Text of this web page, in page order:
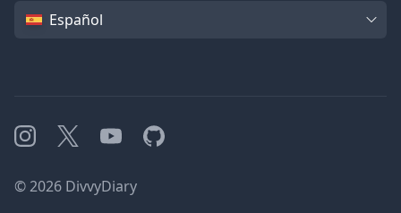
IdiomaEspañol
Instagram
X YouTubeGitHub
©2026 DivvyDiary